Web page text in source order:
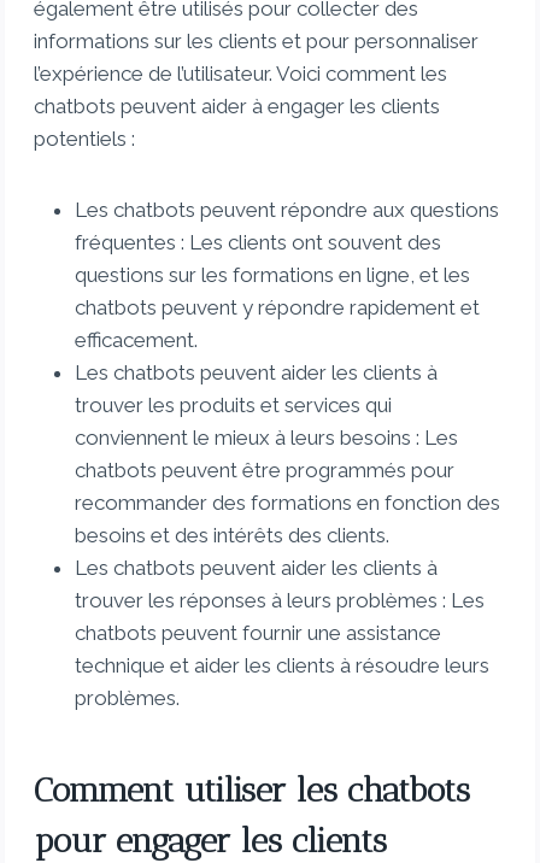
également être utilisés pour collecter des
informations sur les clients et pour personnaliser
l’expérience de l’utilisateur. Voici comment les
chatbots peuvent aider à engager les clients
potentiels :
Les chatbots peuvent répondre aux questions
fréquentes : Les clients ont souvent des
questions sur les formations en ligne, et les
chatbots peuvent y répondre rapidement et
efficacement.
Les chatbots peuvent aider les clients à
trouver les produits et services qui
conviennent le mieux à leurs besoins : Les
chatbots peuvent être programmés pour
recommander des formations en fonction des
besoins et des intérêts des clients.
Les chatbots peuvent aider les clients à
trouver les réponses à leurs problèmes : Les
chatbots peuvent fournir une assistance
technique et aider les clients à résoudre leurs
problèmes.
Comment utiliser les chatbots
pour engager les clients